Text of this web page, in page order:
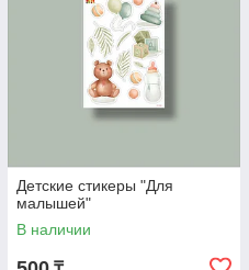
Детские стикеры "Для
малышей"
В наличии